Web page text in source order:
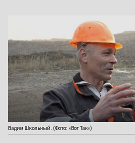
Вадим Школьный. (Фото: «Вот Так»)